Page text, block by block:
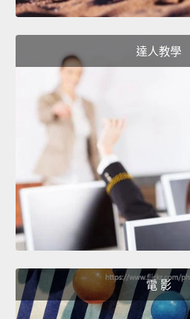
達人教學
電 影